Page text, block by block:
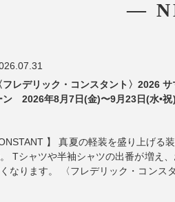
―
フレデリック・コンスタント〉2026
ン 2026年8月7日(金)〜9月23日(水•祝)
】 真夏の軽装を盛り上げる
Tシャツや半袖シャツの出番が増え
なります。 〈フレデリック・コンス